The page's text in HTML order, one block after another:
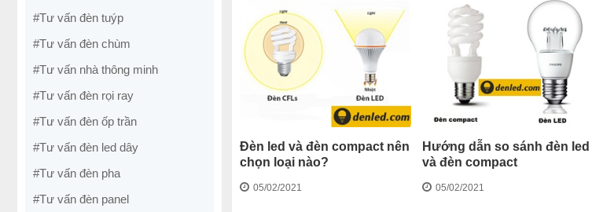
#Tư vấn đèn tuýp
#Tư vấn đèn chùm
#Tư vấn nhà thông minh
#Tư vấn đèn rọi ray
#Tư vấn đèn ốp trần
#Tư vấn đèn led dây
#Tư vấn đèn pha
#Tư vấn đèn panel
đèn led bulb tại nhà nhanh
nhất
05/02/2021
Đèn led và đèn compact nên
chọn loại nào?
05/02/2021
Hướng dẫn so sánh đèn led
và đèn compact
05/02/2021